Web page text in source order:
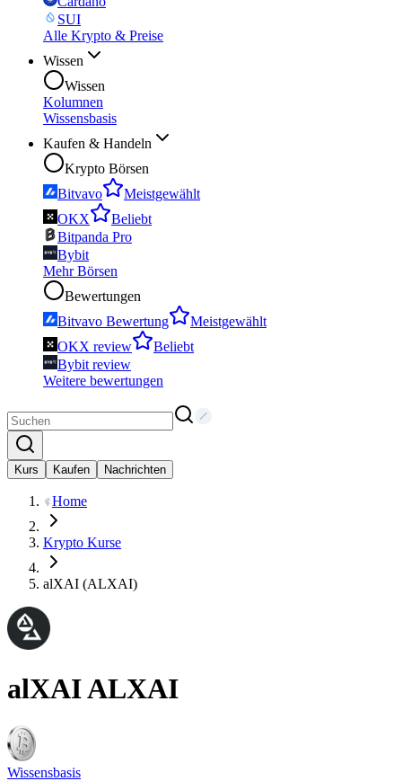
SUI
Alle Krypto & Preise
Wissen
Wissen
Kolumnen
Wissensbasis
Kaufen & Handeln
Krypto Börsen
Bitvavo
Meistgewählt
OKX
Beliebt
Bitpanda Pro
Bybit
Mehr Börsen
Bewertungen
Bitvavo Bewertung
Meistgewählt
OKX review
Beliebt
Bybit review
Weitere bewertungen
Kurs Kaufen Nachrichten
Home
Krypto Kurse
alXAI (ALXAI)
alXAIALXAI
Wissensbasis